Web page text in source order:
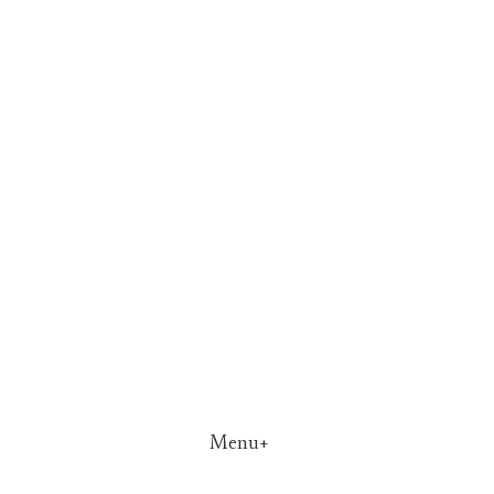
Menu+